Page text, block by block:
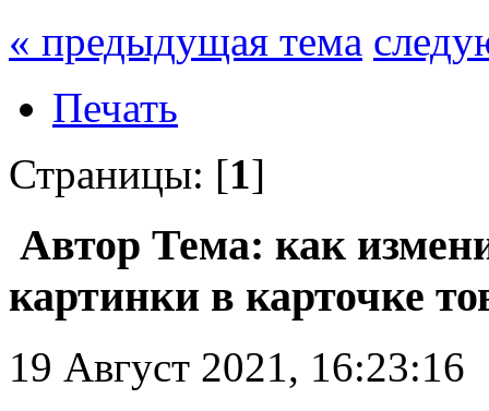
« предыдущая тема
Печать
Страницы: [1]
Автор Тема: как
картинки в карточке
19 Август 2021, 16:23:16